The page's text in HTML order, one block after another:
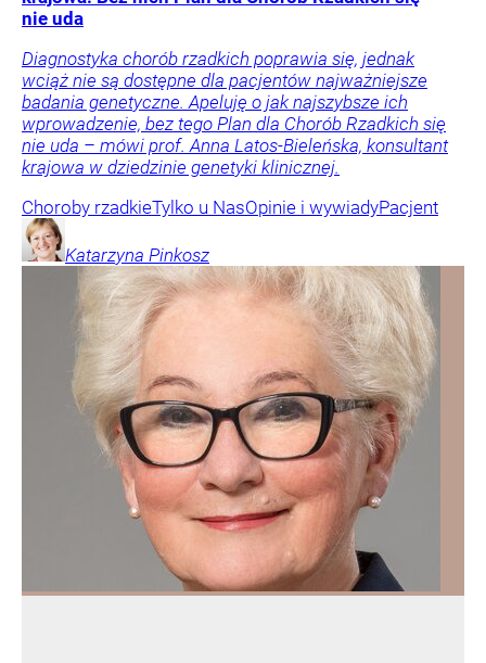
nie uda
Diagnostyka chorób rzadkich poprawia się, jednak
wciąż nie są dostępne dla pacjentów najważniejsze
badania genetyczne. Apeluję o jak najszybsze ich
wprowadzenie, bez tego Plan dla Chorób Rzadkich się
nie uda – mówi prof. Anna Latos-Bieleńska, konsultant
krajowa w dziedzinie genetyki klinicznej.
Choroby rzadkieTylko u NasOpinie i wywiadyPacjent
Katarzyna Pinkosz